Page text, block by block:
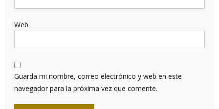
Web
Guarda mi nombre, correo electrónico y web en este
navegador para la próxima vez que comente.